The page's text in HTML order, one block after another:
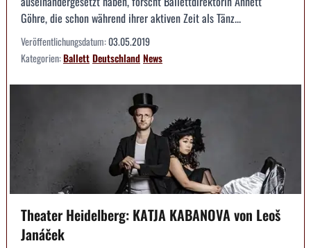
Göhre, die schon während ihrer aktiven Zeit als Tänz...
Veröffentlichungsdatum:03.05.2019
Kategorien:BallettDeutschlandNews
Theater Heidelberg: KATJA KABANOVA von Leoš
Janáček